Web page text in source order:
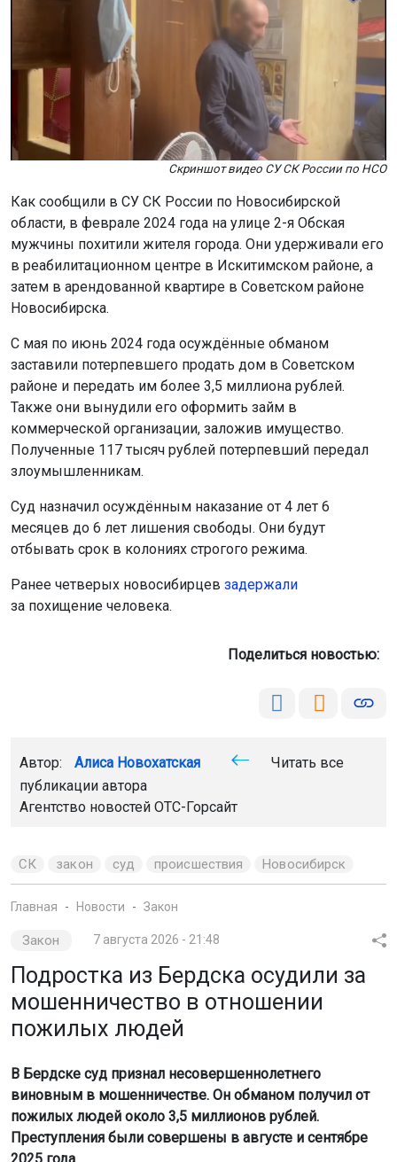
Скриншот видео СУ СК России по НСО
Как сообщили в СУ СК России по Новосибирской
области, в феврале 2024 года на улице 2-я Обская
мужчины похитили жителя города. Они удерживали его
в реабилитационном центре в Искитимском районе, а
затем в арендованной квартире в Советском районе
Новосибирска.
С мая по июнь 2024 года осуждённые обманом
заставили потерпевшего продать дом в Советском
районе и передать им более 3,5 миллиона рублей.
Также они вынудили его оформить займ в
коммерческой организации, заложив имущество.
Полученные 117 тысяч рублей потерпевший передал
злоумышленникам.
Суд назначил осуждённым наказание от 4 лет 6
месяцев до 6 лет лишения свободы. Они будут
отбывать срок в колониях строгого режима.
Ранее четверых новосибирцев задержали
за похищение человека.
Поделиться новостью:
Автор: Алиса Новохатская
Читать все
публикации автора
Агентство новостей ОТС-Горсайт
СК закон суд происшествия Новосибирск
Главная Новости Закон
Закон 7 августа 2026 - 21:48
Подростка из Бердска осудили за
мошенничество в отношении
пожилых людей
В Бердске суд признал несовершеннолетнего
виновным в мошенничестве. Он обманом получил от
пожилых людей около 3,5 миллионов рублей.
Преступления были совершены в августе и сентябре